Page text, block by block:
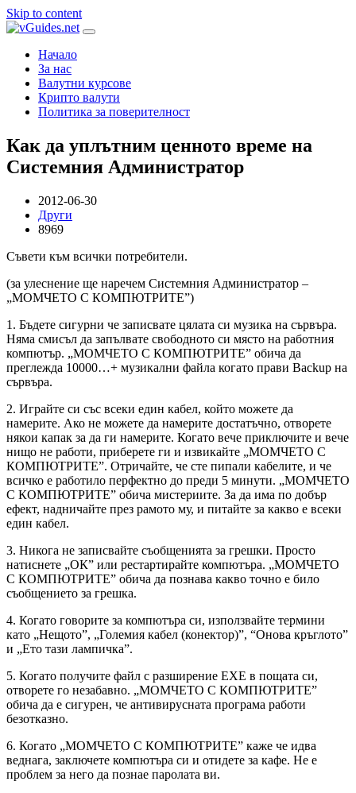
Skip to content
Начало
За нас
Валутни курсове
Крипто валути
Политика за поверителност
Как да уплътним ценното време на
Системния Администратор
2012-06-30
Други
8969
Съвети към всички потребители.
(за улеснение ще наречем Системния Администратор –
„МОМЧЕТО С КОМПЮТРИТЕ”)
1. Бъдете сигурни че записвате цялата си музика на сървъра.
Няма смисъл да запълвате свободното си място на работния
компютър. „МОМЧЕТО С КОМПЮТРИТЕ” обича да
преглежда 10000…+ музикални файлa когато прави Backup на
сървъра.
2. Играйте си със всеки един кабел, който можете да
намерите. Ако не можете да намерите достатъчно, отворете
някои капак за да ги намерите. Когато вече приключите и вече
нищо не работи, приберете ги и извикайте „МОМЧЕТО С
КОМПЮТРИТЕ”. Отричайте, че сте пипали кабелите, и че
всичко е работило перфектно до преди 5 минути. „МОМЧЕТО
С КОМПЮТРИТЕ” обича мистериите. За да има по добър
ефект, надничайте през рамото му, и питайте за какво е всеки
един кабел.
3. Никога не записвайте съобщенията за грешки. Просто
натиснете „ОК” или рестартирайте компютъра. „МОМЧЕТО
С КОМПЮТРИТЕ” обича да познава какво точно е било
съобщението за грешка.
4. Когато говорите за компютъра си, използвайте термини
като „Нещото”, „Големия кабел (конектор)”, “Онова кръглото”
и „Ето тази лампичка”.
5. Когато получите файл с разширение EXE в пощата си,
отворете го незабавно. „МОМЧЕТО С КОМПЮТРИТЕ”
обича да е сигурен, че антивирусната програма работи
безотказно.
6. Когато „МОМЧЕТО С КОМПЮТРИТЕ” каже че идва
веднага, заключете компютъра си и отидете за кафе. Не е
проблем за него да познае паролата ви.